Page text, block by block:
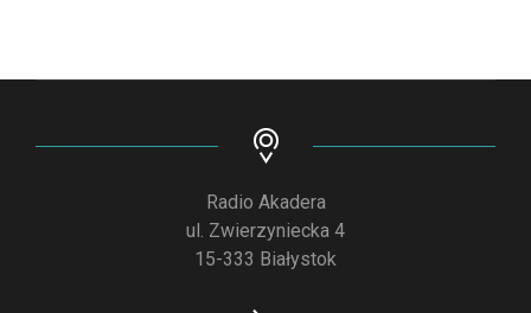
Radio Akadera
ul. Zwierzyniecka 4
15-333 Białystok